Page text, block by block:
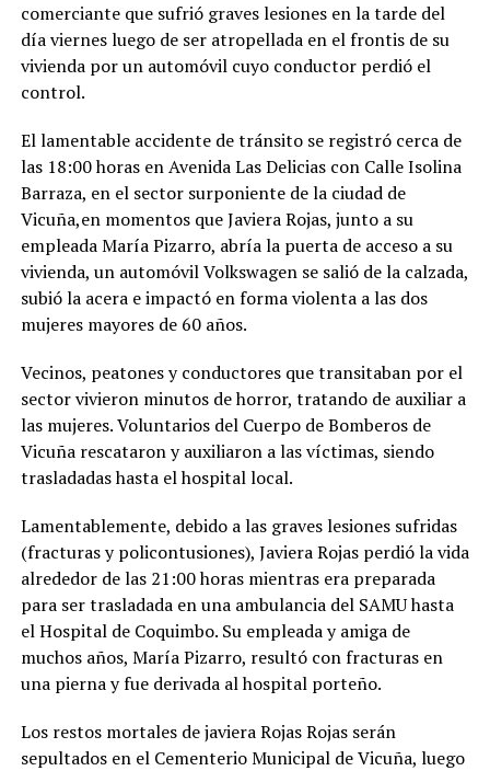
comerciante que sufrió graves lesiones en la tarde del
día viernes luego de ser atropellada en el frontis de su
vivienda por un automóvil cuyo conductor perdió el
control.
El lamentable accidente de tránsito se registró cerca de
las 18:00 horas en Avenida Las Delicias con Calle Isolina
Barraza, en el sector surponiente de la ciudad de
Vicuña,en momentos que Javiera Rojas, junto a su
empleada María Pizarro, abría la puerta de acceso a su
vivienda, un automóvil Volkswagen se salió de la calzada,
subió la acera e impactó en forma violenta a las dos
mujeres mayores de 60 años.
Vecinos, peatones y conductores que transitaban por el
sector vivieron minutos de horror, tratando de auxiliar a
las mujeres. Voluntarios del Cuerpo de Bomberos de
Vicuña rescataron y auxiliaron a las víctimas, siendo
trasladadas hasta el hospital local.
Lamentablemente, debido a las graves lesiones sufridas
(fracturas y policontusiones), Javiera Rojas perdió la vida
alrededor de las 21:00 horas mientras era preparada
para ser trasladada en una ambulancia del SAMU hasta
el Hospital de Coquimbo. Su empleada y amiga de
muchos años, María Pizarro, resultó con fracturas en
una pierna y fue derivada al hospital porteño.
Los restos mortales de javiera Rojas Rojas serán
sepultados en el Cementerio Municipal de Vicuña, luego